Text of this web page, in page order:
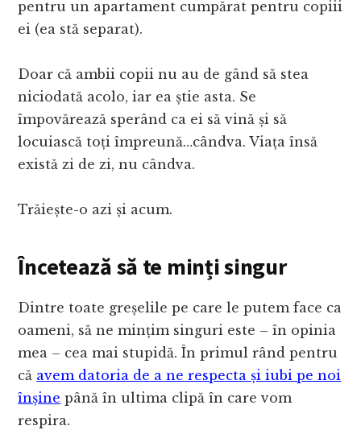
pentru un apartament cumpărat pentru copiii
ei (ea stă separat).
Doar că ambii copii nu au de gând să stea
niciodată acolo, iar ea știe asta. Se
împovărează sperând ca ei să vină și să
locuiască toți împreună…cândva. Viața însă
există zi de zi, nu cândva.
Trăiește-o azi și acum.
Încetează să te minți singur
Dintre toate greșelile pe care le putem face ca
oameni, să ne mințim singuri este – în opinia
mea – cea mai stupidă. În primul rând pentru
că avem datoria de a ne respecta și iubi pe noi
înșine până în ultima clipă în care vom
respira.